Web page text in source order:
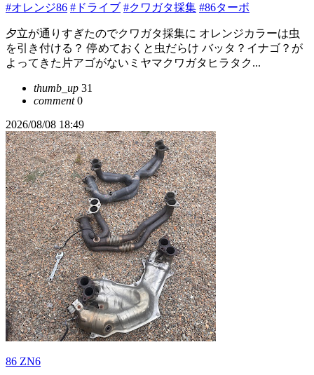
#オレンジ86 #ドライブ #クワガタ採集 #86ターボ
夕立が通りすぎたのでクワガタ採集に オレンジカラーは虫
を引き付ける？ 停めておくと虫だらけ バッタ？イナゴ？が
よってきた片アゴがないミヤマクワガタヒラタク...
thumb_up 31
comment0
2026/08/08 18:49
86 ZN6